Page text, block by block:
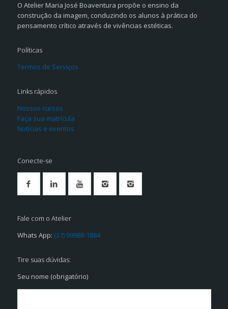
O Atelier Maria José Boaventura propõe o ensino da
construção da imagem, conduzindo os alunos à prática do
pensamento crítico através de vivências estéticas.
Políticas
Termos de Serviços
Links rápidos
Nossos cursos
Faça sua matrícula
Notícias e eventos
Conecte-se
Fale com o Atelier
Whats App: (37) 99988-1884
Tire suas dúvidas:
Seu nome (obrigatório)